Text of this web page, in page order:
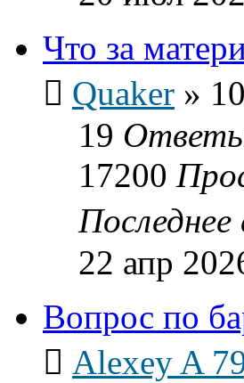
Что за
Quaker »
19
17200
22 апр
Вопрос по
Alexey A